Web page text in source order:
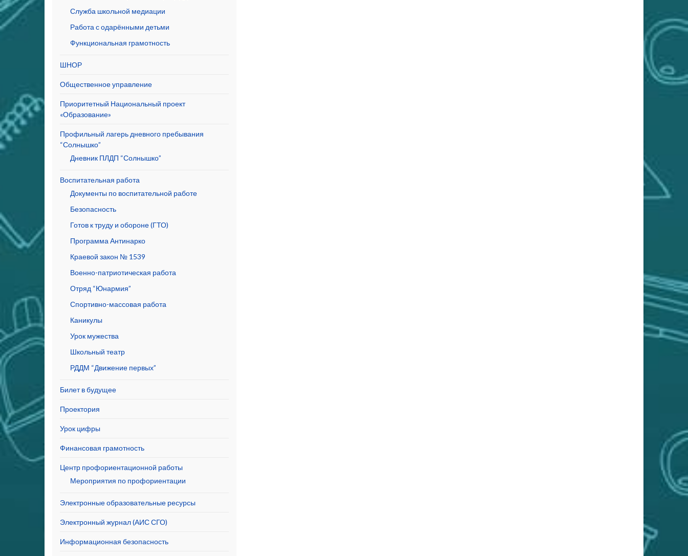
Служба школьной медиации
Работа с одарёнными детьми
Функциональная грамотность
ШНОР
Общественное управление
Приоритетный Национальный проект
«Образование»
Профильный лагерь дневного пребывания
“Солнышко”
Дневник ПЛДП “Солнышко”
Воспитательная работа
Документы по воспитательной работе
Безопасность
Готов к труду и обороне (ГТО)
Программа Антинарко
Краевой закон № 1539
Военно-патриотическая работа
Отряд “Юнармия”
Спортивно-массовая работа
Каникулы
Урок мужества
Школьный театр
РДДМ “Движение первых”
Билет в будущее
Проектория
Урок цифры
Финансовая грамотность
Центр профориентационной работы
Мероприятия по профориентации
Электронные образовательные ресурсы
Электронный журнал (АИС СГО)
Информационная безопасность